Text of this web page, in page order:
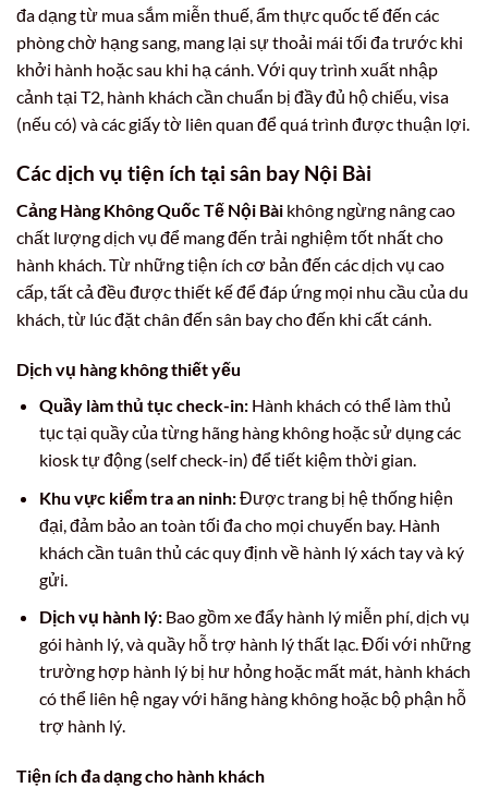
đa dạng từ mua sắm miễn thuế, ẩm thực quốc tế đến các
phòng chờ hạng sang, mang lại sự thoải mái tối đa trước khi
khởi hành hoặc sau khi hạ cánh. Với quy trình xuất nhập
cảnh tại T2, hành khách cần chuẩn bị đầy đủ hộ chiếu, visa
(nếu có) và các giấy tờ liên quan để quá trình được thuận lợi.
Các dịch vụ tiện ích tại sân bay Nội Bài
Cảng Hàng Không Quốc Tế Nội Bài không ngừng nâng cao
chất lượng dịch vụ để mang đến trải nghiệm tốt nhất cho
hành khách. Từ những tiện ích cơ bản đến các dịch vụ cao
cấp, tất cả đều được thiết kế để đáp ứng mọi nhu cầu của du
khách, từ lúc đặt chân đến sân bay cho đến khi cất cánh.
Dịch vụ hàng không thiết yếu
Quầy làm thủ tục check-in:Hành khách có thể làm thủ
tục tại quầy của từng hãng hàng không hoặc sử dụng các
kiosk tự động (self check-in) để tiết kiệm thời gian.
Khu vực kiểm tra an ninh:Được trang bị hệ thống hiện
đại, đảm bảo an toàn tối đa cho mọi chuyến bay. Hành
khách cần tuân thủ các quy định về hành lý xách tay và ký
gửi.
Dịch vụ hành lý:Bao gồm xe đẩy hành lý miễn phí, dịch vụ
gói hành lý, và quầy hỗ trợ hành lý thất lạc. Đối với những
trường hợp hành lý bị hư hỏng hoặc mất mát, hành khách
có thể liên hệ ngay với hãng hàng không hoặc bộ phận hỗ
trợ hành lý.
Tiện ích đa dạng cho hành khách